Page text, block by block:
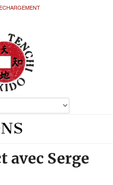
avec Serge